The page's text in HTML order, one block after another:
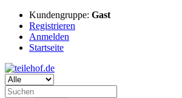
Kundengruppe: Gast
Registrieren
Anmelden
Startseite